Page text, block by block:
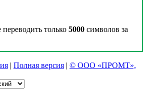
только 5000 символов за
| Полная версия | © ООО «ПРОМТ»,